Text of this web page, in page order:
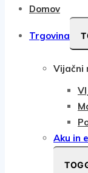
Domov
Trgovina
Vijačni
Aku in